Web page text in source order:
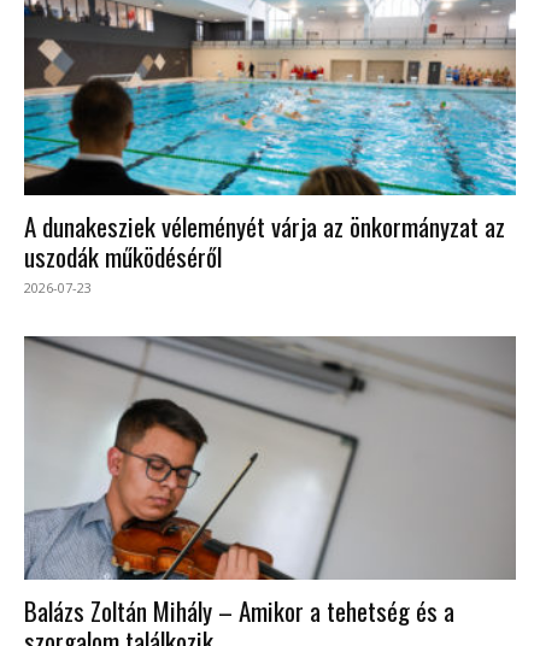
A dunakesziek véleményét várja az önkormányzat az
uszodák működéséről
2026-07-23
Balázs Zoltán Mihály – Amikor a tehetség és a